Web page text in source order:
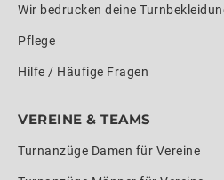
Wir bedrucken deine
Pflege
Hilfe / Häufige Fragen
VEREINE & TEAMS
Turnanzüge Damen für Vereine